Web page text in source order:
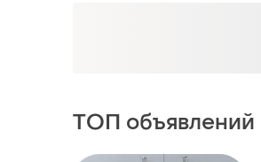
ТОП объявлений